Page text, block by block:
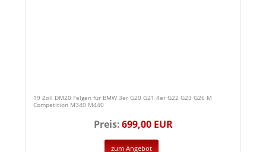
19 Zoll DM20 Felgen für BMW 3er G20 G21 4er G22 G23 G26 M
Competition M340 M440
Preis:699,00 EUR
zum Angebot